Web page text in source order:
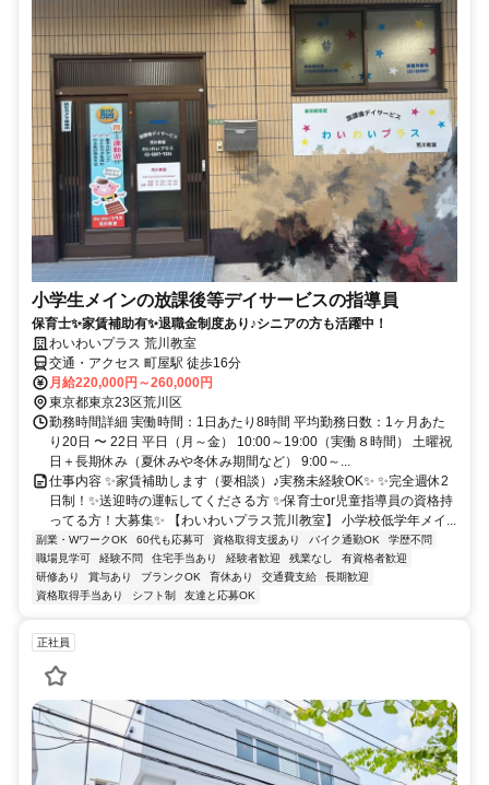
小学生メインの放課後等デイサービスの指導員
保育士✨家賃補助有✨退職金制度あり♪シニアの方も活躍中！
わいわいプラス 荒川教室
交通・アクセス 町屋駅 徒歩16分
月給220,000円～260,000円
東京都東京23区荒川区
勤務時間詳細 実働時間：1日あたり8時間 平均勤務日数：1ヶ月あた
り20日 〜 22日 平日（月～金） 10:00～19:00（実働８時間） 土曜祝
日＋長期休み（夏休みや冬休み期間など） 9:00～...
仕事内容 ✨家賃補助します（要相談）♪実務未経験OK✨ ✨完全週休2
日制！✨送迎時の運転してくださる方 ✨保育士or児童指導員の資格持
ってる方！大募集✨ 【わいわいプラス荒川教室】 小学校低学年メイ...
副業・WワークOK 60代も応募可 資格取得支援あり バイク通勤OK
学歴不問
職場見学可
経験不問 住宅手当あり 経験者歓迎 残業なし
有資格者歓迎
研修あり
賞与あり ブランクOK 育休あり 交通費支給
長期歓迎
資格取得手当あり
シフト制 友達と応募OK
正社員